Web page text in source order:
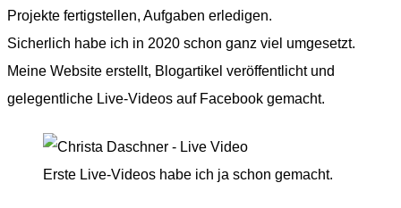
Projekte fertigstellen, Aufgaben erledigen.
Sicherlich habe ich in 2020 schon ganz viel umgesetzt.
Meine Website erstellt, Blogartikel veröffentlicht und
gelegentliche Live-Videos auf Facebook gemacht.
Erste Live-Videos habe ich ja schon gemacht.